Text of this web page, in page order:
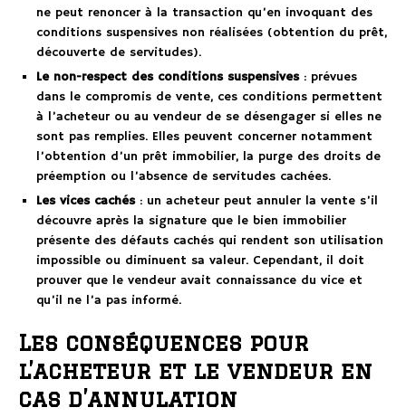
ne peut renoncer à la transaction qu’en invoquant des
conditions suspensives non réalisées (obtention du prêt,
découverte de servitudes).
Le non-respect des conditions suspensives: prévues
dans le compromis de vente, ces conditions permettent
à l’acheteur ou au vendeur de se désengager si elles ne
sont pas remplies. Elles peuvent concerner notamment
l’obtention d’un prêt immobilier, la purge des droits de
préemption ou l’absence de servitudes cachées.
Les vices cachés: un acheteur peut annuler la vente s’il
découvre après la signature que le bien immobilier
présente des défauts cachés qui rendent son utilisation
impossible ou diminuent sa valeur. Cependant, il doit
prouver que le vendeur avait connaissance du vice et
qu’il ne l’a pas informé.
Les conséquences pour
l’acheteur et le vendeur en
cas d’annulation